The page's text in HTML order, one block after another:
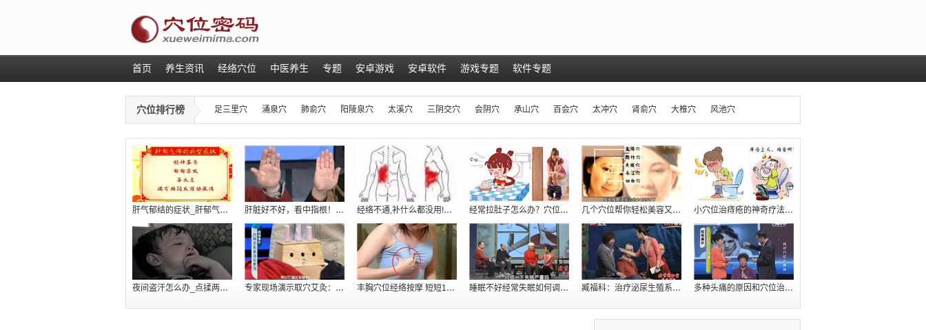
首页 养生资讯 经络穴位 中医养生 专题 安卓游戏 安卓软件 游戏专题 软件专题
穴位排行榜 足三里穴 涌泉穴 肺俞穴 阳陵泉穴 太溪穴 三阴交穴 会阴穴 承山穴 百会穴 太冲穴 肾俞穴 大椎穴 风池穴
肝气郁结的症状_肝郁气滞吃什么_肝火旺 肝脏好不好，看中指根！ 肝脏不好的症状 经络不通,补什么都没用!只用一招:经络 经常拉肚子怎么办？穴位密码抓住根本给你 几个穴位帮你轻松美容又减肥（瘦肚腩） 小穴位治痔疮的神奇疗法【十人九痔，先收
夜间盗汗怎么办_点揉两个穴位巧治肾虚 专家现场演示取穴艾灸：调理胃痛、五更泻 丰胸穴位经络按摩 短短10分钟跳两罩杯[ 睡眠不好经常失眠如何调理_穴位提高睡 臧福科：治疗泌尿生殖系统疾病的五大穴位 多种头痛的原因和穴位治疗方法